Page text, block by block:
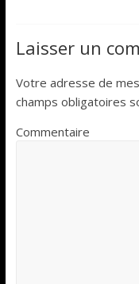
Laisser un
Votre adresse de
champs obligatoires
Commentaire